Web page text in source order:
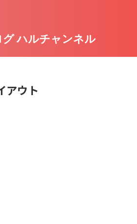
グ ハルチャンネル
アウト